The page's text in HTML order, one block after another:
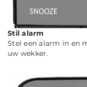
Stil alarm
Stel een alarm in en
uw wekker.